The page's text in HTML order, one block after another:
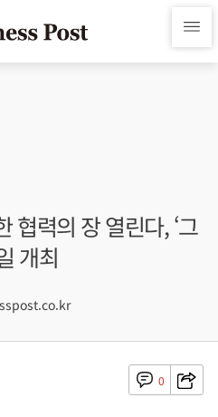
협력의 장 열린다, ‘그
개최
0